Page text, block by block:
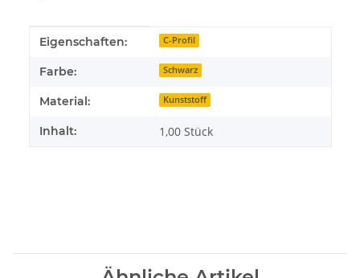
Produkteigenschaft
Wert
Eigenschaften: C-Profil
Farbe: Schwarz
Material: Kunststoff
Inhalt: 1,00 Stück